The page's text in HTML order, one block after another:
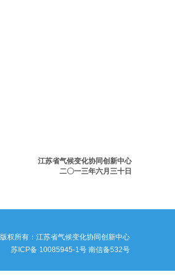
江苏省气候变化协同创新中心
二〇一三年六月三十日
版权所有：江苏省气候变化协同创新中心
苏ICP备 10085945-1号 南信备532号